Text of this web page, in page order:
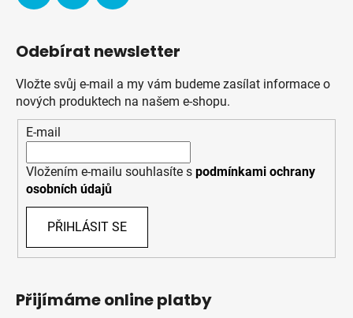
Odebírat newsletter
Vložte svůj e-mail a my vám budeme zasílat informace o
nových produktech na našem e-shopu.
E-mail
Vložením e-mailu souhlasíte s podmínkami ochrany
osobních údajů
PŘIHLÁSIT SE
Přijímáme online platby